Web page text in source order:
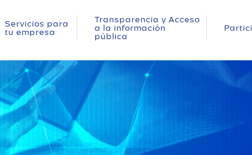
Servicios para
tu empresa
Transparencia y Acceso
a la información
pública